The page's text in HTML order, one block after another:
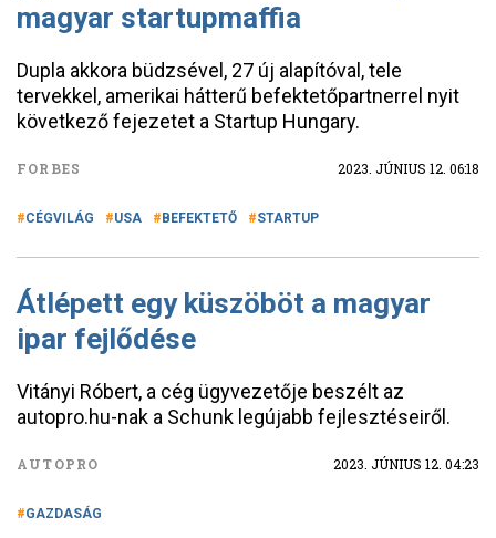
magyar startupmaffia
Dupla akkora büdzsével, 27 új alapítóval, tele
tervekkel, amerikai hátterű befektetőpartnerrel nyit
következő fejezetet a Startup Hungary.
FORBES 2023. JÚNIUS 12. 06:18
CÉGVILÁG USA BEFEKTETŐ STARTUP
Átlépett egy küszöböt a magyar
ipar fejlődése
Vitányi Róbert, a cég ügyvezetője beszélt az
autopro.hu-nak a Schunk legújabb fejlesztéseiről.
AUTOPRO 2023. JÚNIUS 12. 04:23
GAZDASÁG